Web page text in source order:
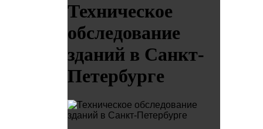
Техническое
обследование
зданий в Санкт-
Петербурге